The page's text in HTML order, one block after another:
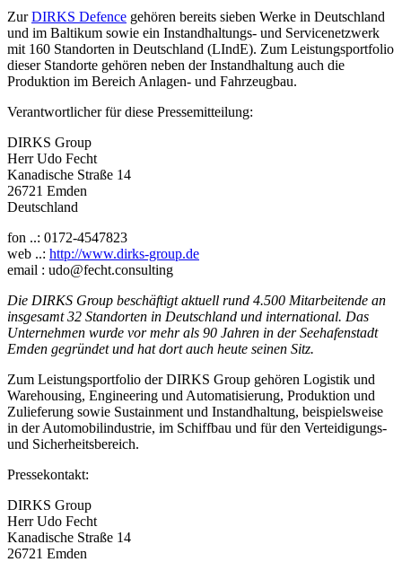
ZurDIRKS Defence gehören bereits sieben Werke in Deutschland
und im Baltikum sowie ein Instandhaltungs- und Servicenetzwerk
mit 160 Standorten in Deutschland (LIndE). Zum Leistungsportfolio
dieser Standorte gehören neben der Instandhaltung auch die
Produktion im Bereich Anlagen- und Fahrzeugbau.
Verantwortlicher für diese Pressemitteilung:
DIRKS Group
Herr Udo Fecht
Kanadische Straße 14
26721 Emden
Deutschland
fon ..: 0172-4547823
web ..: http://www.dirks-group.de
email : udo@fecht.consulting
Die DIRKS Group beschäftigt aktuell rund 4.500 Mitarbeitende an
insgesamt 32 Standorten in Deutschland und international. Das
Unternehmen wurde vor mehr als 90 Jahren in der Seehafenstadt
Emden gegründet und hat dort auch heute seinen Sitz.
Zum Leistungsportfolio der DIRKS Group gehören Logistik und
Warehousing, Engineering und Automatisierung, Produktion und
Zulieferung sowie Sustainment und Instandhaltung, beispielsweise
in der Automobilindustrie, im Schiffbau und für den Verteidigungs-
und Sicherheitsbereich.
Pressekontakt:
DIRKS Group
Herr Udo Fecht
Kanadische Straße 14
26721 Emden